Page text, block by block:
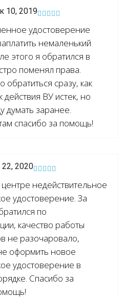
10, 2019
удостоверение
немаленький
этого я обратился в
поменял права.
сразу, как
действия ВУ истек, но
думать заранее.
спасибо за помощь!
2020
недействительное
удостоверение. За
по
качество работы
не разочаровало,
оформить новое
удостоверение в
Спасибо за